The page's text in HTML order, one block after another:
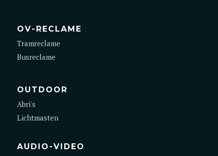
OV-RECLAME
Tramreclame
Busreclame
OUTDOOR
Abri's
Lichtmasten
AUDIO-VIDEO